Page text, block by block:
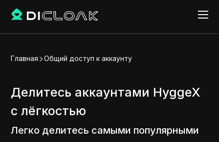
Главная Общий доступ к аккаунту
Делитесь аккаунтами HyggeX
с лёгкостью
Легко делитесь самыми популярными